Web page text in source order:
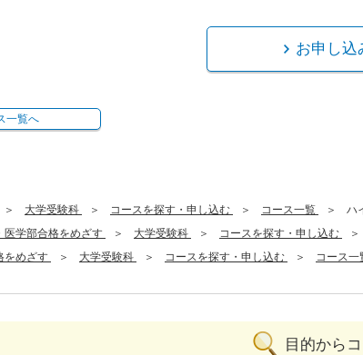
お申し込
一覧へ
大学受験科 コースを探す・申し込む コース一覧
ハ
医学部合格をめざす 大学受験科 コースを探す・申し込む
をめざす 大学受験科 コースを探す・申し込む コース一
目的から